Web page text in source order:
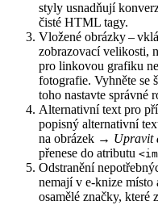
styly usnadňují
čisté HTML tagy.
Vložené obrázky–
zobrazovací velikosti,
pro linkovou grafiku
fotografie. Vyhněte se
toho nastavte správné
Alternativní text pro
popisný alternativní
na obrázek → Upravit
přenese do atributu
Odstranění
nemají v e‑knize
osamělé značky, které